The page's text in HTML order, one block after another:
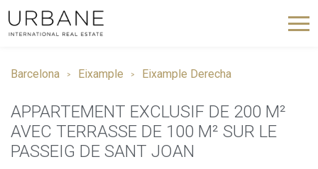
Barcelona Eixample Eixample Derecha
APPARTEMENT EXCLUSIF DE 200 M²
AVEC TERRASSE DE 100 M² SUR LE
PASSEIG DE SANT JOAN